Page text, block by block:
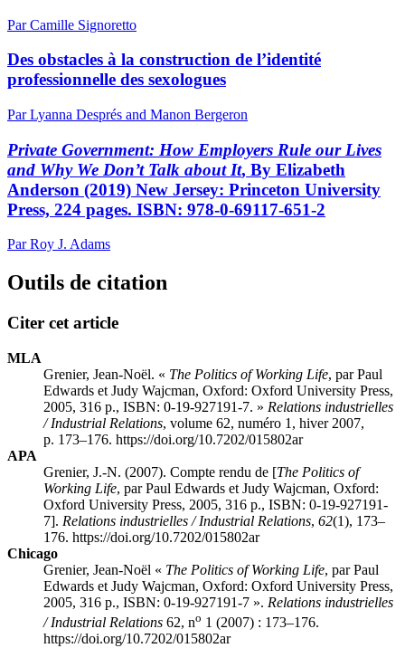
Par Camille Signoretto
Des obstacles à la construction de l’identité
professionnelle des sexologues
Par Lyanna Després and Manon Bergeron
Private Government: How Employers Rule our Lives
and Why We Don’t Talk about It, By Elizabeth
Anderson (2019) New Jersey: Princeton University
Press, 224 pages. ISBN: 978-0-69117-651-2
Par Roy J. Adams
Outils de citation
Citer cet article
MLA
Grenier, Jean-Noël. « The Politics of Working Life, par Paul
Edwards et Judy Wajcman, Oxford: Oxford University Press,
2005, 316 p., ISBN: 0-19-927191-7. » Relations industrielles
/ Industrial Relations, volume 62, numéro 1, hiver 2007,
p. 173–176. https://doi.org/10.7202/015802ar
APA
Grenier, J.-N. (2007). Compte rendu de [The Politics of
Working Life, par Paul Edwards et Judy Wajcman, Oxford:
Oxford University Press, 2005, 316 p., ISBN: 0-19-927191-
7]. Relations industrielles / Industrial Relations, 62(1), 173–
176. https://doi.org/10.7202/015802ar
Chicago
Grenier, Jean-Noël « The Politics of Working Life, par Paul
Edwards et Judy Wajcman, Oxford: Oxford University Press,
2005, 316 p., ISBN: 0-19-927191-7 ». Relations industrielles
/ Industrial Relations 62, no 1 (2007) : 173–176.
https://doi.org/10.7202/015802ar